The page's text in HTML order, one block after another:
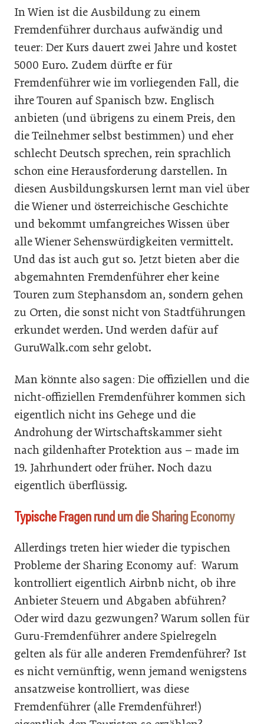
In Wien ist die Ausbildung zu einem
Fremdenführer durchaus aufwändig und
teuer: Der Kurs dauert zwei Jahre und kostet
5000 Euro. Zudem dürfte er für
Fremdenführer wie im vorliegenden Fall, die
ihre Touren auf Spanisch bzw. Englisch
anbieten (und übrigens zu einem Preis, den
die Teilnehmer selbst bestimmen) und eher
schlecht Deutsch sprechen, rein sprachlich
schon eine Herausforderung darstellen. In
diesen Ausbildungskursen lernt man viel über
die Wiener und österreichische Geschichte
und bekommt umfangreiches Wissen über
alle Wiener Sehenswürdigkeiten vermittelt.
Und das ist auch gut so. Jetzt bieten aber die
abgemahnten Fremdenführer eher keine
Touren zum Stephansdom an, sondern gehen
zu Orten, die sonst nicht von Stadtführungen
erkundet werden. Und werden dafür auf
GuruWalk.com sehr gelobt.
Man könnte also sagen: Die offiziellen und die
nicht-offiziellen Fremdenführer kommen sich
eigentlich nicht ins Gehege und die
Androhung der Wirtschaftskammer sieht
nach gildenhafter Protektion aus – made im
19. Jahrhundert oder früher. Noch dazu
eigentlich überflüssig.
Typische Fragen rund um die Sharing Economy
Allerdings treten hier wieder die typischen
Probleme der Sharing Economy auf: Warum
kontrolliert eigentlich Airbnb nicht, ob ihre
Anbieter Steuern und Abgaben abführen?
Oder wird dazu gezwungen? Warum sollen für
Guru-Fremdenführer andere Spielregeln
gelten als für alle anderen Fremdenführer? Ist
es nicht vernünftig, wenn jemand wenigstens
ansatzweise kontrolliert, was diese
Fremdenführer (alle Fremdenführer!)